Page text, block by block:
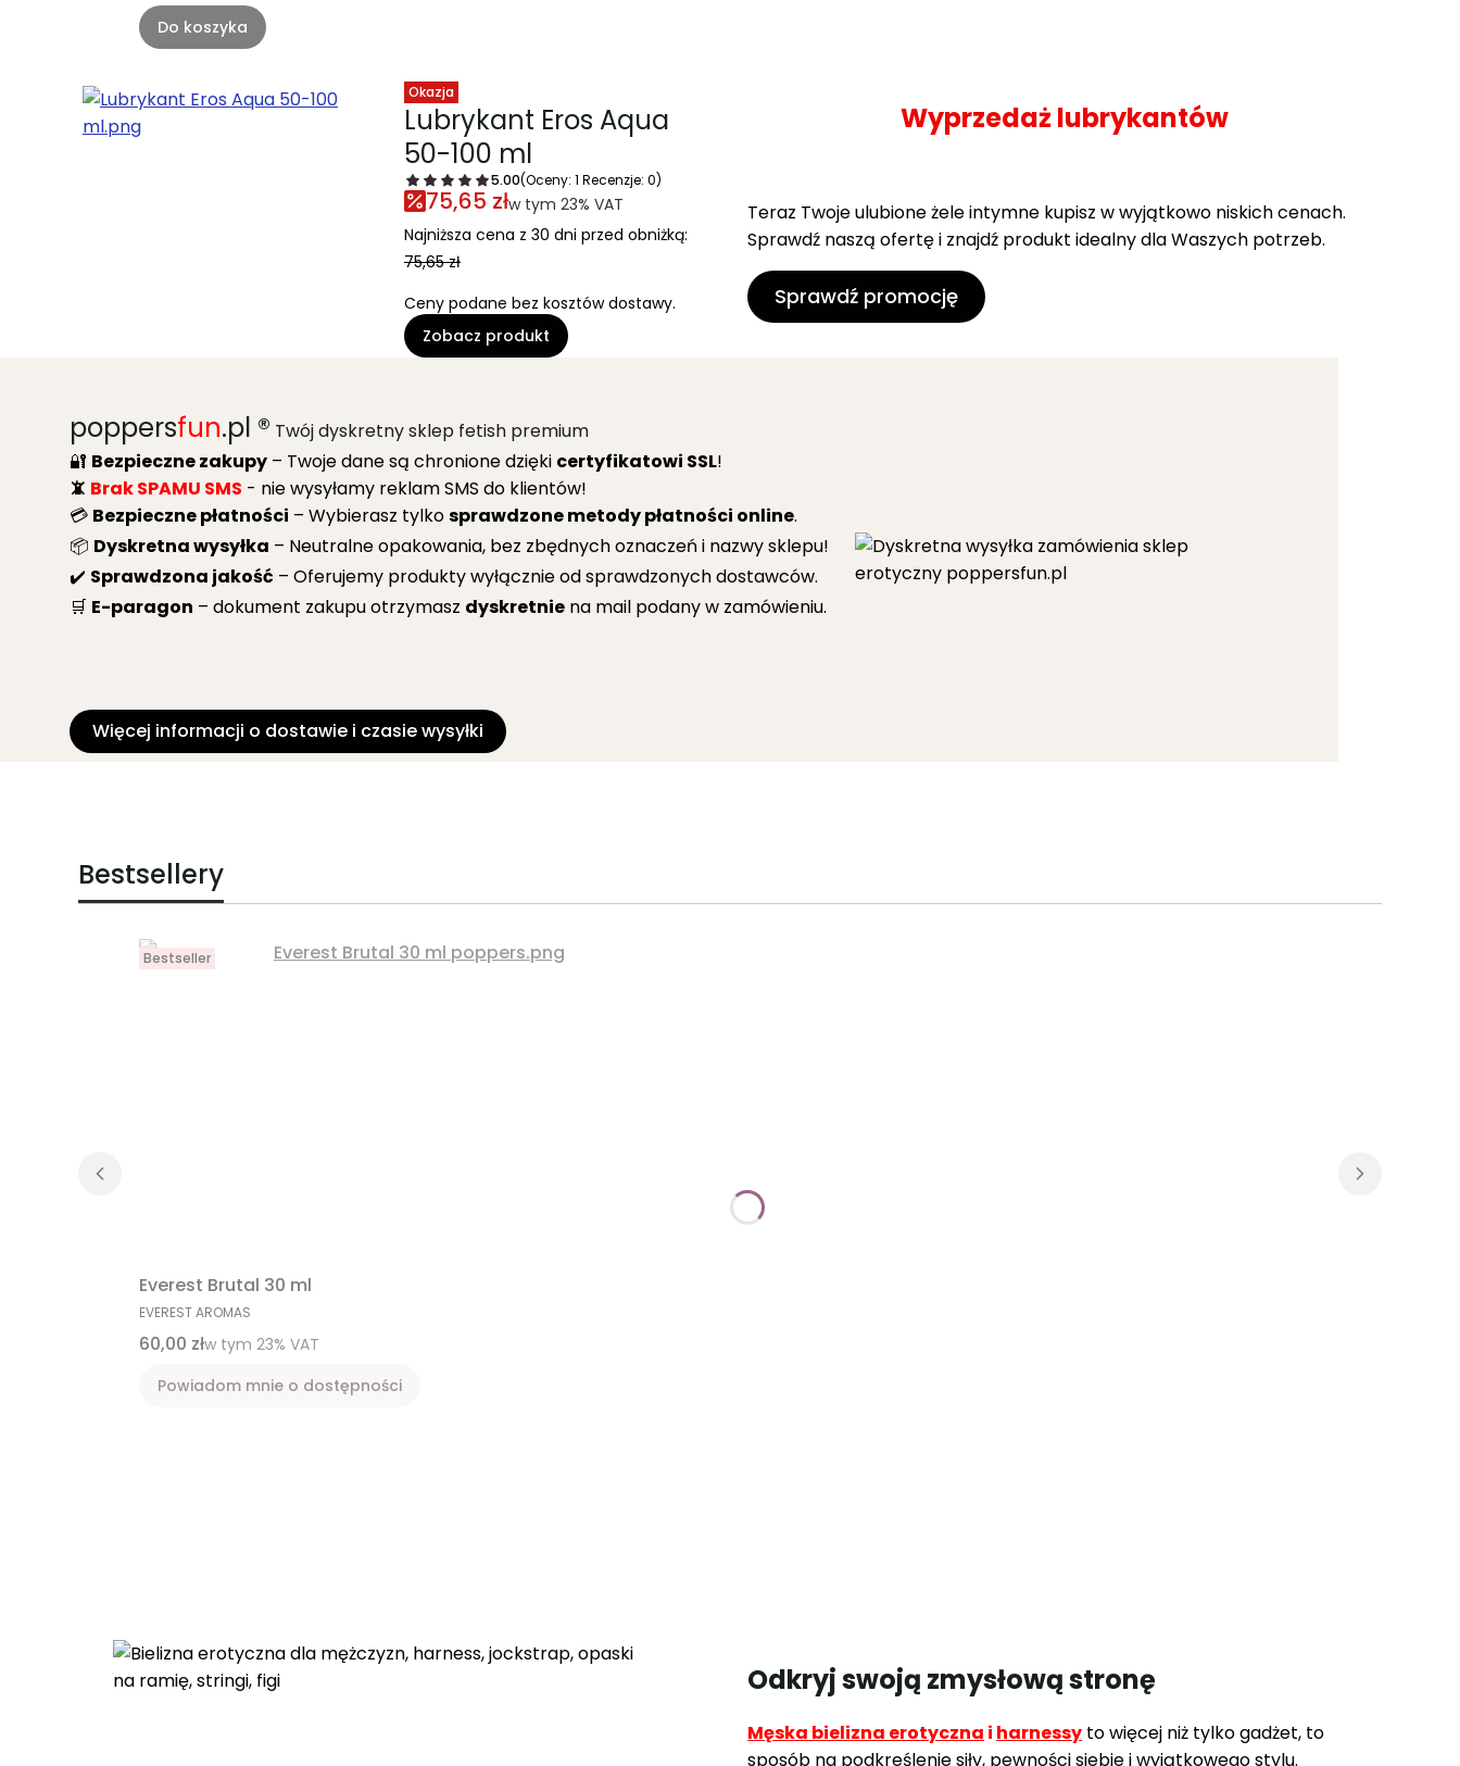
Do koszyka
Okazja
Lubrykant Eros Aqua
50-100 ml
5.00(Oceny: 1 Recenzje: 0)
75,65 złw tym 23% VAT
w tym 23% VAT
Najniższa cena z 30 dni przed obniżką:
75,65 zł
Ceny podane bez kosztów dostawy.
Zobacz produkt
Wyprzedaż lubrykantów
Teraz Twoje ulubione żele intymne kupisz w wyjątkowo niskich cenach.
Sprawdź naszą ofertę i znajdź produkt idealny dla Waszych potrzeb.
Sprawdź promocję
poppersfun.pl ® Twój dyskretny sklep fetish premium
🔐 Bezpieczne zakupy – Twoje dane są chronione dzięki certyfikatowi SSL!
📵 Brak SPAMU SMS - nie wysyłamy reklam SMS do klientów!
💳 Bezpieczne płatności – Wybierasz tylkosprawdzone metody płatności online.
📦 Dyskretna wysyłka – Neutralne opakowania, bez zbędnych oznaczeń i nazwy sklepu!
✔️ Sprawdzona jakość – Oferujemy produkty wyłącznie od sprawdzonych dostawców.
🛒 E-paragon – dokument zakupu otrzymasz dyskretnie na mail podany w zamówieniu.
Więcej informacji o dostawie i czasie wysyłki
Bestsellery
Bestseller
Everest Brutal 30 ml
PRODUCENT
EVEREST AROMAS
Cena brutto
60,00 złw tym %s VAT
w tym 23% VAT
Powiadom mnie o dostępności
Odkryj swoją zmysłową stronę
Męska bielizna erotyczna i harnessy to więcej niż tylko gadżet, to
sposób na podkreślenie siły, pewności siebie i wyjątkowego stylu.